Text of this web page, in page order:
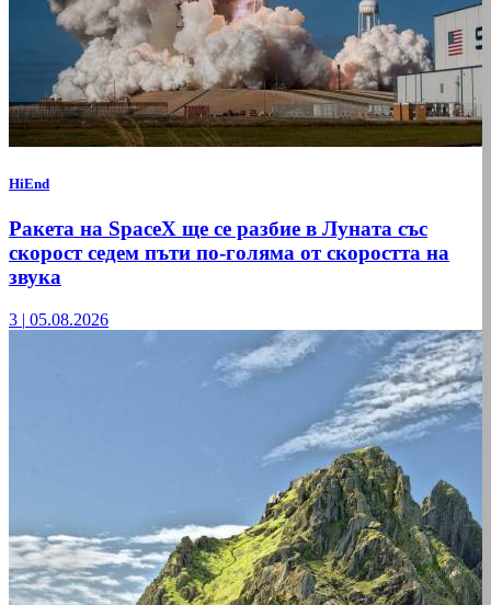
HiEnd
Ракета на SpaceX ще се разбие в Луната със
скорост седем пъти по-голяма от скоростта на
звука
3 | 05.08.2026